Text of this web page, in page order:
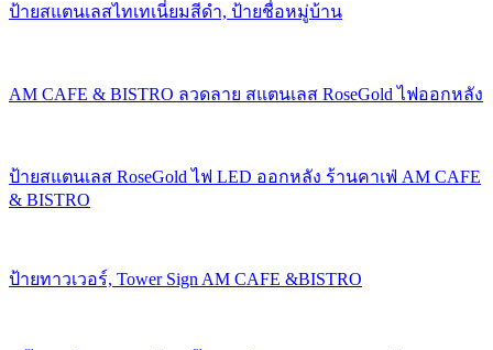
ป้ายสแตนเลสไทเทเนี่ยมสีดำ, ป้ายชื่อหมู่บ้าน
AM CAFE & BISTRO ลวดลาย สแตนเลส RoseGold ไฟออกหลัง
ป้ายสแตนเลส RoseGold ไฟ LED ออกหลัง ร้านคาเฟ่ AM CAFE
& BISTRO
ป้ายทาวเวอร์, Tower Sign AM CAFE &BISTRO